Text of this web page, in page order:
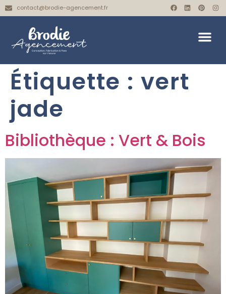
contact@brodie-agencement.fr
Étiquette : vert
jade
Bibliothèque : Vert & Bois